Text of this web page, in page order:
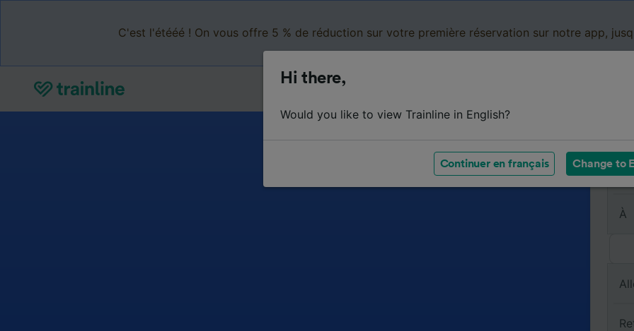
C'est l'étééé ! On vous offre 5 % de réduction sur votre première réservation sur notre app,
De
À
Hi there,
Would you like to view Trainline in English?
Continuer en français Change to